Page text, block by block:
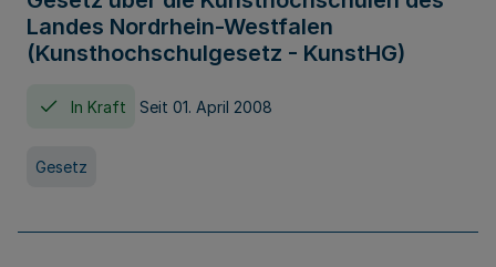
Landes Nordrhein-Westfalen
(Kunsthochschulgesetz - KunstHG)
In Kraft Seit 01. April 2008
Gesetz